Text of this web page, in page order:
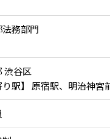
務部門
渋谷区
【最寄り駅】 原宿駅、明